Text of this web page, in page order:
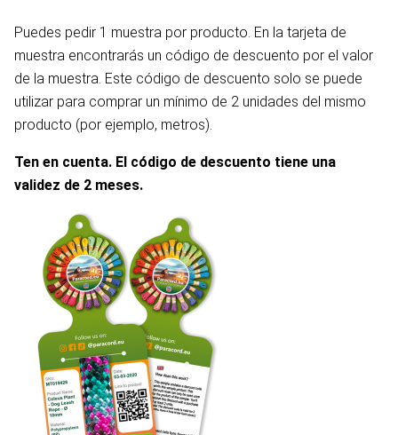
Puedes pedir 1 muestra por producto. En la tarjeta de
muestra encontrarás un código de descuento por el valor
de la muestra. Este código de descuento solo se puede
utilizar para comprar un mínimo de 2 unidades del mismo
producto (por ejemplo, metros).
Ten en cuenta. El código de descuento tiene una
validez de 2 meses.